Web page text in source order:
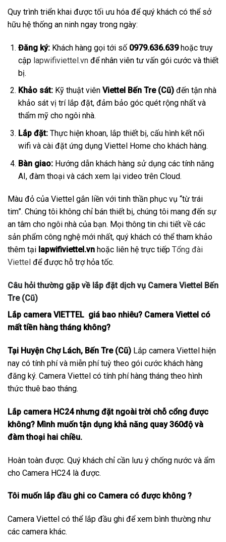
Quy trình triển khai được tối ưu hóa để quý khách có thể sở
hữu hệ thống an ninh ngay trong ngày:
Đăng ký:Khách hàng gọi tới số 0979.636.639hoặc truy
cập lapwifiviettel.vnđể nhân viên tư vấn gói cước và thiết
bị.
Khảo sát:Kỹ thuật viên Viettel Bến Tre (Cũ)đến tận nhà
khảo sát vị trí lắp đặt, đảm bảo góc quét rộng nhất và
thẩm mỹ cho ngôi nhà.
Lắp đặt:Thực hiện khoan, lắp thiết bị, cấu hình kết nối
wifi và cài đặt ứng dụng Viettel Home cho khách hàng.
Bàn giao:Hướng dẫn khách hàng sử dụng các tính năng
AI, đàm thoại và cách xem lại video trên Cloud.
Màu đỏ của Viettel gắn liền với tinh thần phục vụ “từ trái
tim”. Chúng tôi không chỉ bán thiết bị, chúng tôi mang đến sự
an tâm cho ngôi nhà của bạn. Mọi thông tin chi tiết về các
sản phẩm công nghệ mới nhất, quý khách có thể tham khảo
thêm tại lapwifiviettel.vn hoặc liên hệ trực tiếp Tổng đài
Viettel để được hỗ trợ hỏa tốc.
Câu hỏi thường gặp về lắp đặt dịch vụ Camera Viettel Bến
Tre (Cũ)
Lắp camera VIETTEL giá bao nhiêu? Camera Viettel có
mất tiền hàng tháng không?
Tại Huyện Chợ Lách, Bến Tre (Cũ) Lắp camera Viettel hiện
nay có tính phí và miễn phí tuỳ theo gói cước khách hàng
đăng ký. Camera Viettel có tính phí hàng tháng theo hình
thức thuê bao tháng.
Lắp camera HC24 nhưng đặt ngoài trời chỗ cổng được
không? Mình muốn tận dụng khả năng quay 360độ và
đàm thoại hai chiều.
Hoàn toàn được. Quý khách chỉ cần lưu ý chống nước và ẩm
cho Camera HC24 là được.
Tôi muốn lắp đầu ghi co Camera có được không ?
Camera Viettel có thể lắp đầu ghi để xem bình thường như
các camera khác.